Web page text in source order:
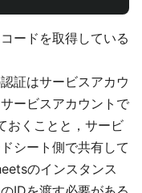
ードを取得している
証はサービスアカウ
ービスアカウントで
おくことと，サービ
シート側で共有して
のインスタンス